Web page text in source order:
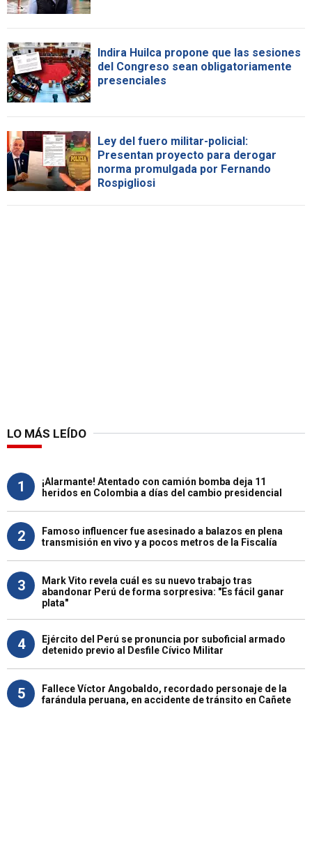
Indira Huilca propone que las sesiones
del Congreso sean obligatoriamente
presenciales
Ley del fuero militar-policial:
Presentan proyecto para derogar
norma promulgada por Fernando
Rospigliosi
LO MÁS LEÍDO
1
¡Alarmante! Atentado con camión bomba deja 11
heridos en Colombia a días del cambio presidencial
2
Famoso influencer fue asesinado a balazos en plena
transmisión en vivo y a pocos metros de la Fiscalía
3
Mark Vito revela cuál es su nuevo trabajo tras
abandonar Perú de forma sorpresiva: "Es fácil ganar
plata"
4
Ejército del Perú se pronuncia por suboficial armado
detenido previo al Desfile Cívico Militar
5
Fallece Víctor Angobaldo, recordado personaje de la
farándula peruana, en accidente de tránsito en Cañete